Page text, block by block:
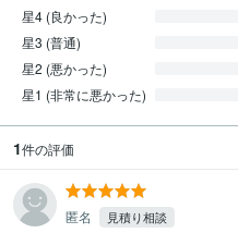
星4 (良かった)
星3 (普通)
星2 (悪かった)
星1 (非常に悪かった)
1件の評価
匿名 見積り相談